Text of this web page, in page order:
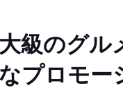
級のグ
プロモー